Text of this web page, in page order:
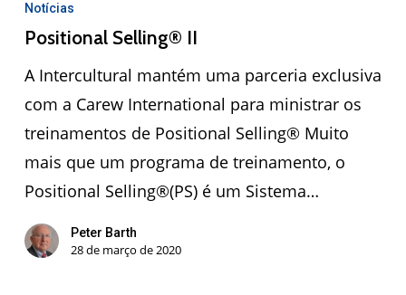
Notícias
Positional Selling® II
A Intercultural mantém uma parceria exclusiva
com a Carew International para ministrar os
treinamentos de Positional Selling® Muito
mais que um programa de treinamento, o
Positional Selling®(PS) é um Sistema…
Peter Barth
28 de março de 2020